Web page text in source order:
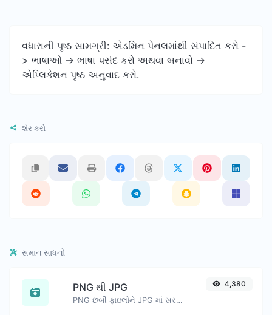
વધારાની પૃષ્ઠ સામગ્રી: એડમિન પેનલમાંથી સંપાદિત કરો -
> ભાષાઓ -> ભાષા પસંદ કરો અથવા બનાવો ->
એપ્લિકેશન પૃષ્ઠ અનુવાદ કરો.
શેર કરો
સમાન સાધનો
PNG થી JPG
PNG છબી ફાઇલોને JPG માં સરળતાથી રૂપાંતરિત કરો.
4,380